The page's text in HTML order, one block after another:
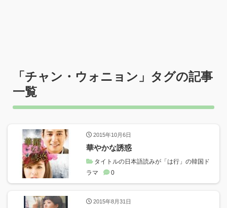
「チャン・ウォニョン 」タグの記事
一覧
2015年10月6日
華やかな誘惑
タイトルの日本語読みが「は行」の韓国ド
ラマ
0
2015年8月31日